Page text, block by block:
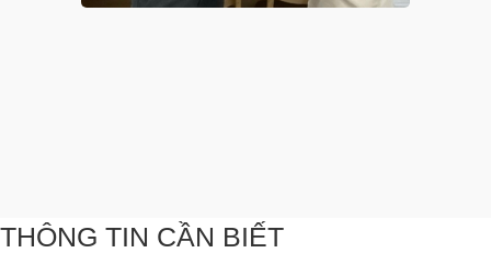
THÔNG TIN CẦN BIẾT